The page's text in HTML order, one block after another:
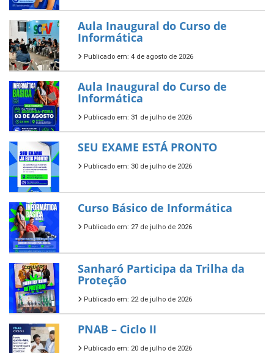
Aula Inaugural do Curso de
Informática
Publicado em: 4 de agosto de 2026
Aula Inaugural do Curso de
Informática
Publicado em: 31 de julho de 2026
SEU EXAME ESTÁ PRONTO
Publicado em: 30 de julho de 2026
Curso Básico de Informática
Publicado em: 27 de julho de 2026
Sanharó Participa da Trilha da
Proteção
Publicado em: 22 de julho de 2026
PNAB – Ciclo II
Publicado em: 20 de julho de 2026